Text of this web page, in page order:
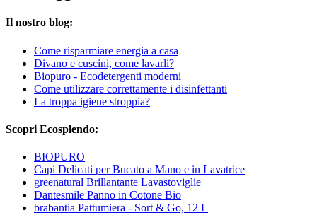
Il nostro blog:
Come risparmiare energia a casa
Divano e cuscini, come lavarli?
Biopuro - Ecodetergenti moderni
Come utilizzare correttamente i disinfettanti
La troppa igiene stroppia?
Scopri Ecosplendo:
BIOPURO
Capi Delicati per Bucato a Mano e in Lavatrice
greenatural Brillantante Lavastoviglie
Dantesmile Panno in Cotone Bio
brabantia Pattumiera - Sort & Go, 12 L